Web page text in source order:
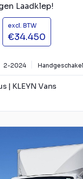
Laadklep!
excl. BTW
€34.450
2-2024
| KLEYN Vans